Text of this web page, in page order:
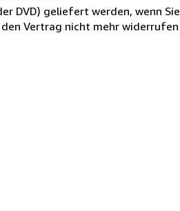
DVD) geliefert werden, wenn
Vertrag nicht mehr widerrufen